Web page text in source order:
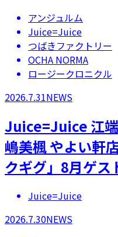
アンジュルム
Juice=Juice
つばきファクトリー
OCHA NORMA
ロージークロニクル
2026.7.31NEWS
Juice=Juice 江
嶋美楓 やよい軒
クギグ」8月ゲス
Juice=Juice
2026.7.30NEWS